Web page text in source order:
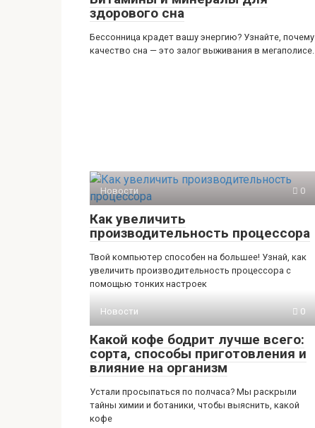
здорового сна
Бессонница крадет вашу энергию? Узнайте, почему
качество сна — это залог выживания в мегаполисе.
Новости 0
Как увеличить
производительность процессора
Твой компьютер способен на большее! Узнай, как
увеличить производительность процессора с
помощью тонких настроек
Новости 0
Какой кофе бодрит лучше всего:
сорта, способы приготовления и
влияние на организм
Устали просыпаться по полчаса? Мы раскрыли
тайны химии и ботаники, чтобы выяснить, какой
кофе